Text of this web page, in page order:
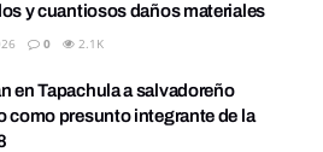
y cuantiosos daños materiales
0 2.1K
en Tapachula a salvadoreño
como presunto integrante de la